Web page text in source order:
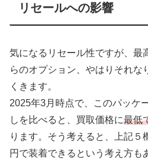
リセールへの影響
気になるリセール性ですが、最
らのオプション、やはりそれな
くきます。
2025年3月時点で、このパッケ
しを比べると、買取価格に最低
ります。そう考えると、上記５
円で装着できるという考え方も